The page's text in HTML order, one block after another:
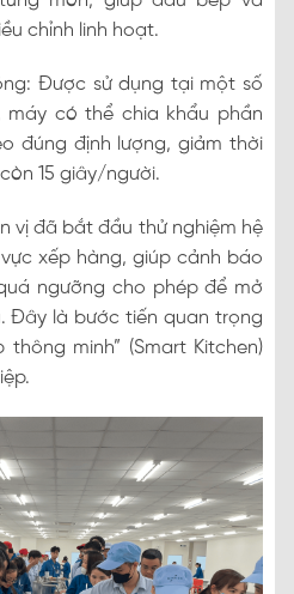
chỉnh linh hoạt.
Được sử dụng tại một số
máy có thể chia khẩu phần
đúng định lượng, giảm thời
15 giây/người.
vị đã bắt đầu thử nghiệm hệ
xếp hàng, giúp cảnh báo
ngưỡng cho phép để mở
Đây là bước tiến quan trọng
minh” (Smart Kitchen)